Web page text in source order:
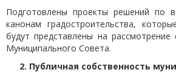
Подготовлены проекты решений по
канонам градостроительства,
будут представлены на
Муниципального Совета.
2. Публичная собственность